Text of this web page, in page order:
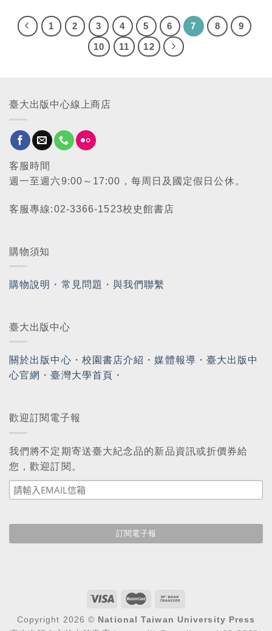
1 2 3 4 5 6 7 8
9
10
11 12
臺大出版中心線上商店
客服時間
週一至週六9:00～17:00，每周日及國定假日公休。
客服專線:02-3366-1523校史館書店
購物須知
購物說明 ・ 常見問題 ・與我們聯繫
臺大出版中心
關於出版中心 ・ 校園書店介紹 ・媒體報導 ・ 臺大出版中
心官網 ・臺灣大學首頁 ・
歡迎訂閱電子報
我們將不定期寄送臺大紀念品的新品資訊或折價券給
您，歡迎訂閱。
Copyright 2026 © National Taiwan University Press